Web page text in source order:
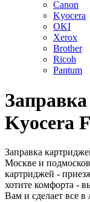
Canon
Kyocera
OKI
Xerox
Brother
Ricoh
Pantum
Kyocera
Заправка
Москве и
картриджей -
хотите комфорта -
Вам и сделает все